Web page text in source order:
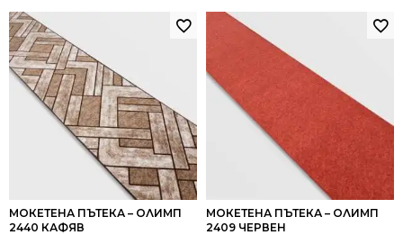
МОКЕТЕНА ПЪТЕКА – ОЛИМП
2440 КАФЯВ
МОКЕТЕНА ПЪТЕКА – ОЛИМП
2409 ЧЕРВЕН